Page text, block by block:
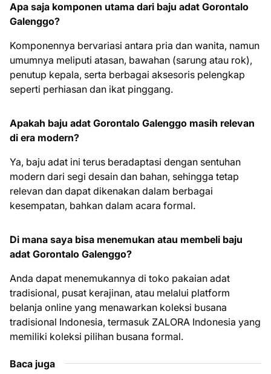
Apa saja komponen utama dari baju adat Gorontalo
Galenggo?
Komponennya bervariasi antara pria dan wanita, namun
umumnya meliputi atasan, bawahan (sarung atau rok),
penutup kepala, serta berbagai aksesoris pelengkap
seperti perhiasan dan ikat pinggang.
Apakah baju adat Gorontalo Galenggo masih relevan
di era modern?
Ya, baju adat ini terus beradaptasi dengan sentuhan
modern dari segi desain dan bahan, sehingga tetap
relevan dan dapat dikenakan dalam berbagai
kesempatan, bahkan dalam acara formal.
Di mana saya bisa menemukan atau membeli baju
adat Gorontalo Galenggo?
Anda dapat menemukannya di toko pakaian adat
tradisional, pusat kerajinan, atau melalui platform
belanja online yang menawarkan koleksi busana
tradisional Indonesia, termasuk ZALORA Indonesia yang
memiliki koleksi pilihan busana formal.
Baca juga